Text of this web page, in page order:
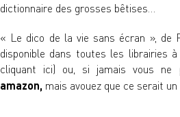
dictionnaire des grosses bêtises
« Le dico de la vie sans écran », de
disponible dans toutes les librairies
cliquant ici) ou, si jamais vous ne
amazon, mais avouez que ce serait